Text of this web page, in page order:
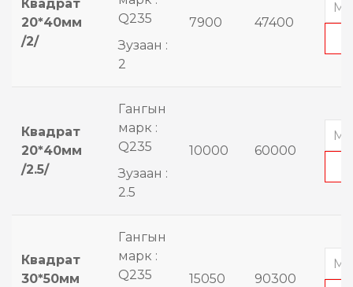
Квадрат
20*40мм
/2/
Q235
Зузаан :
2
7900 47400
Квадрат
20*40мм
/2.5/
Гангын
марк :
Q235
Зузаан :
2.5
10000 60000
Квадрат
30*50мм
Гангын
марк :
Q235
15050 90300